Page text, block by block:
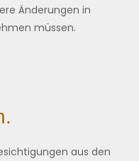
Änderungen in
müssen.
aus den